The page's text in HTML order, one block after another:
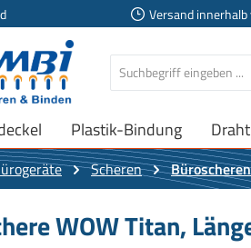
springen Versand
Plastik-Bindung
Scheren Büroscheren
WOW Titan,